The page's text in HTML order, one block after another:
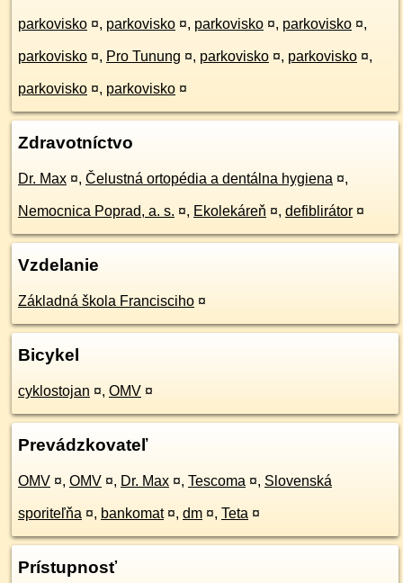
parkovisko ¤, parkovisko ¤, parkovisko ¤, parkovisko ¤,
parkovisko ¤, Pro Tunung ¤, parkovisko ¤, parkovisko ¤,
parkovisko ¤, parkovisko ¤
Zdravotníctvo
Dr. Max ¤, Čelustná ortopédia a dentálna hygiena ¤,
Nemocnica Poprad, a. s. ¤, Ekolekáreň ¤, defiblirátor ¤
Vzdelanie
Základná škola Francisciho ¤
Bicykel
cyklostojan ¤, OMV ¤
Prevádzkovateľ
OMV ¤, OMV ¤, Dr. Max ¤, Tescoma ¤, Slovenská
sporiteľňa ¤, bankomat ¤, dm ¤, Teta ¤
Prístupnosť